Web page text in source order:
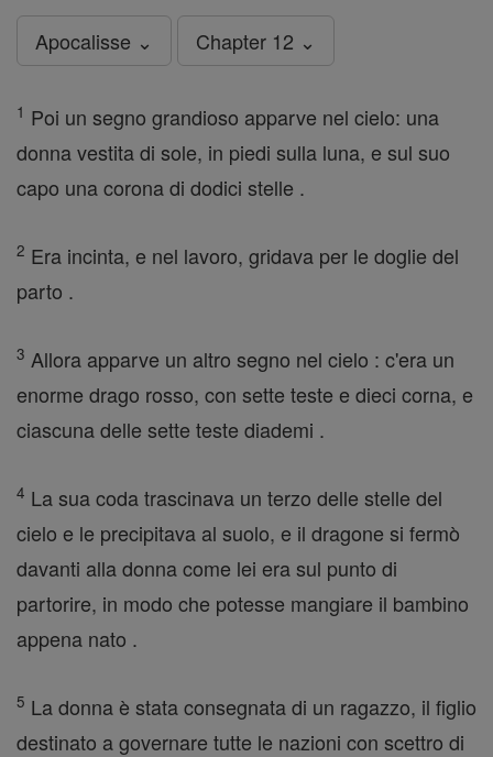
Apocalisse ⌄ Chapter 12 ⌄
1 Poi un segno grandioso apparve nel cielo: una
donna vestita di sole, in piedi sulla luna, e sul suo
capo una corona di dodici stelle .
2 Era incinta, e nel lavoro, gridava per le doglie del
parto .
3 Allora apparve un altro segno nel cielo : c'era un
enorme drago rosso, con sette teste e dieci corna, e
ciascuna delle sette teste diademi .
4 La sua coda trascinava un terzo delle stelle del
cielo e le precipitava al suolo, e il dragone si fermò
davanti alla donna come lei era sul punto di
partorire, in modo che potesse mangiare il bambino
appena nato .
5 La donna è stata consegnata di un ragazzo, il figlio
destinato a governare tutte le nazioni con scettro di